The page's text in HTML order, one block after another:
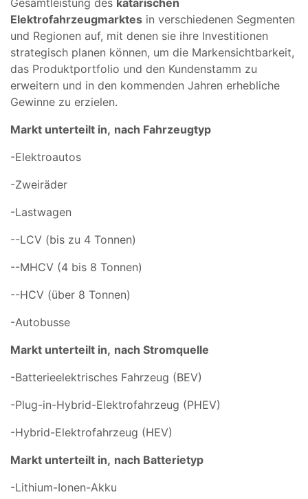
Elektrofahrzeugmarktes in verschiedenen Segmenten
und Regionen auf, mit denen sie ihre Investitionen
strategisch planen können, um die Markensichtbarkeit,
das Produktportfolio und den Kundenstamm zu
erweitern und in den kommenden Jahren erhebliche
Gewinne zu erzielen.
Markt unterteilt in, nach Fahrzeugtyp
-Elektroautos
-Zweiräder
-Lastwagen
--LCV (bis zu 4 Tonnen)
--MHCV (4 bis 8 Tonnen)
--HCV (über 8 Tonnen)
-Autobusse
Markt unterteilt in, nach Stromquelle
-Batterieelektrisches Fahrzeug (BEV)
-Plug-in-Hybrid-Elektrofahrzeug (PHEV)
-Hybrid-Elektrofahrzeug (HEV)
Markt unterteilt in, nach Batterietyp
-Lithium-Ionen-Akku